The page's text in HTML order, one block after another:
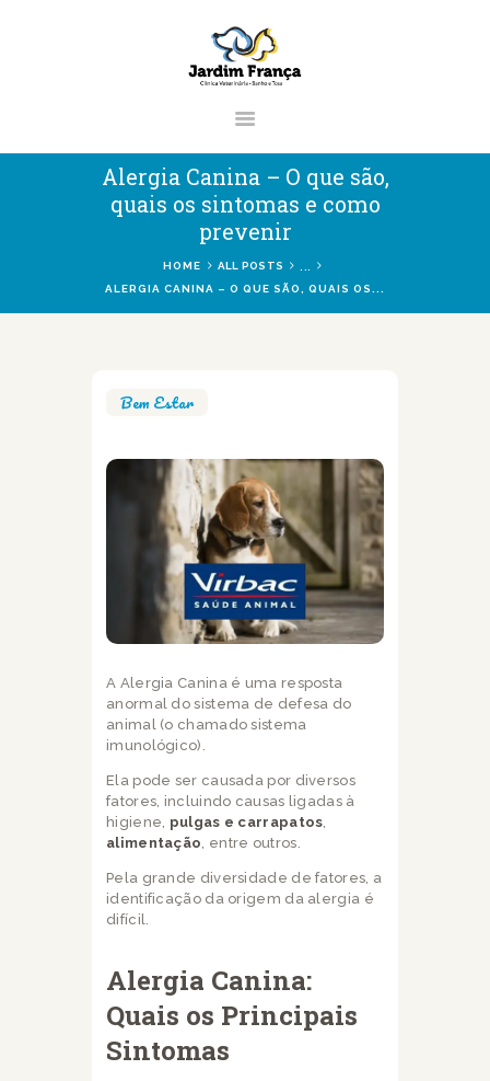
Alergia Canina – O que são,
quais os sintomas e como
prevenir
HOME ALL POSTS
ALERGIA CANINA – O QUE SÃO, QUAIS OS...
CLÍNICA VETERINÁRIA JARDIM
FRANÇA | ZONA NORTE DE SÃO
PAULO
São Paulo
HOME
SERVIÇOS
Bem Estar
A Alergia Canina é uma resposta
anormal do sistema de defesa do
animal (o chamado sistema
imunológico).
Ela pode ser causada por diversos
fatores, incluindo causas ligadas à
higiene, pulgas e carrapatos
alimentação , entre outros.
Pela grande diversidade de fatores, a
identificação da origem da alergia é
difícil.
Alergia Canina:
Quais os Principais
Sintomas